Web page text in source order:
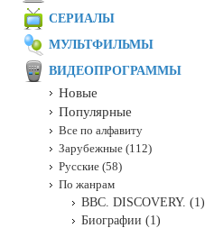
СЕРИАЛЫ
МУЛЬТФИЛЬМЫ
ВИДЕОПРОГРАММЫ
Новые
Популярные
Все по алфавиту
Зарубежные (112)
Русские (58)
По жанрам
BBC. DISCOVERY. (1)
Биографии (1)